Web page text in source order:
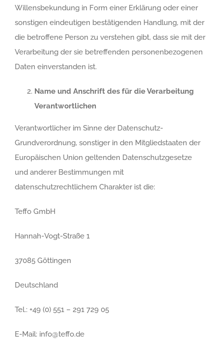
Willensbekundung in Form einer Erklärung oder einer
sonstigen eindeutigen bestätigenden Handlung, mit der
die betroffene Person zu verstehen gibt, dass sie mit der
Verarbeitung der sie betreffenden personenbezogenen
Daten einverstanden ist.
Name und Anschrift des für die Verarbeitung
Verantwortlichen
Verantwortlicher im Sinne der Datenschutz-
Grundverordnung, sonstiger in den Mitgliedstaaten der
Europäischen Union geltenden Datenschutzgesetze
und anderer Bestimmungen mit
datenschutzrechtlichem Charakter ist die:
Teffo GmbH
Hannah-Vogt-Straße 1
37085 Göttingen
Deutschland
Tel.: +49 (0) 551 – 291 729 05
E-Mail: info@teffo.de